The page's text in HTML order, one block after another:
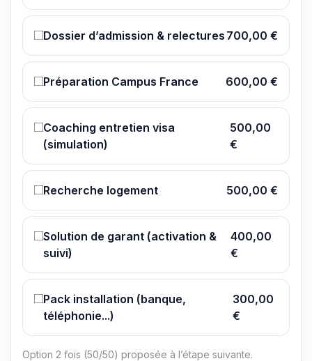
Dossier d’admission & relectures 700,00 €
Préparation Campus France 600,00 €
Coaching entretien visa
(simulation)
500,00
€
Recherche logement 500,00 €
Solution de garant (activation &
suivi)
400,00
€
Pack installation (banque,
téléphonie...)
300,00
€
Option 2 fois (50/50) proposée à l’étape suivante.